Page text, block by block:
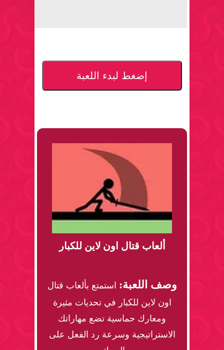
إضغط لبدء اللعبة
ألعاب قتال اون لاين للكبار
وصف اللعبة: استمتع بألعاب قتال
اون لاين للكبار في تحديات مثيرة
ومعارك حماسية تضع مهاراتك
الاستراتيجية وسرعة رد الفعل على